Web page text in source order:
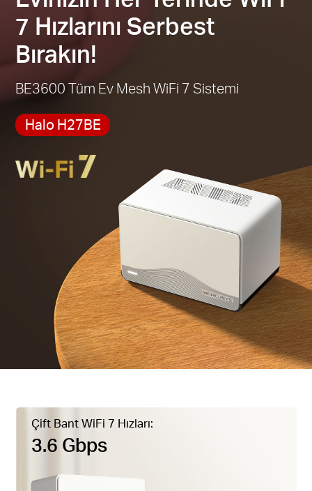
cannot work together.
7 Hızlarını Serbest
Bırakın!
BE3600 Tüm Ev Mesh WiFi 7 Sistemi
Halo H27BE
Çift Bant WiFi 7 Hızları:
3.6 Gbps